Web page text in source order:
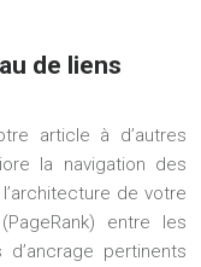
de liens
article à d’autres
la navigation des
de votre
entre les
pertinents